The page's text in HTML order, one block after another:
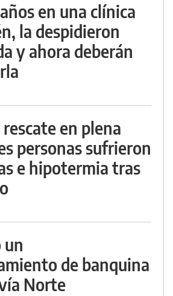
en una clínica
la despidieron
y ahora deberán
en plena
personas sufrieron
e hipotermia tras
un
de banquina
Norte